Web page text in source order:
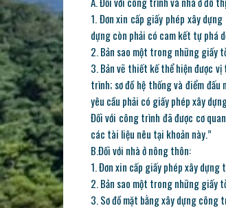
1. Đơn xin cấp giấy phép xây
dựng còn phải có cam kết tự phá
2. Bản sao một trong những giấy
3. Bản vẽ thiết kế thể hiện được
trình; sơ đồ hệ thống và điểm
yêu cầu phải có giấy phép xây
Đối với công trình đã được cơ
các tài liệu nêu tại khoản này.”
B.Đối với nhà ở nông thôn:
1. Đơn xin cấp giấy phép xây dựng
2. Bản sao một trong những giấy
3. Sơ đồ mặt bằng xây dựng